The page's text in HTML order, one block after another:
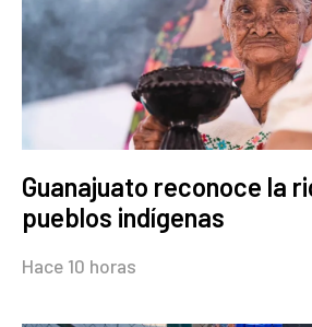
Guanajuato reconoce la
pueblos indígenas
Hace 10 horas